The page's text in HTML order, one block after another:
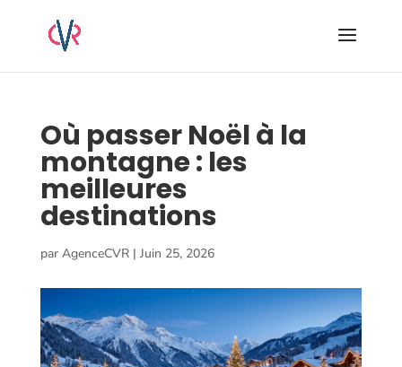
Où passer Noël à la
montagne : les
meilleures
destinations
par AgenceCVR| Juin 25, 2026